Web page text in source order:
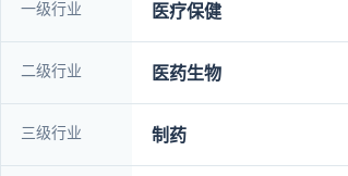
一级行业 医疗保健
二级行业 医药生物
三级行业 制药